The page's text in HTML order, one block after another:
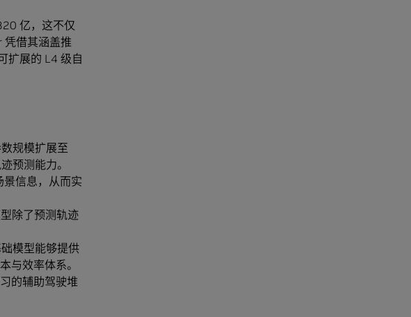
亿，这不仅
凭借其涵盖推
扩展的 L4 级自
规模扩展至
预测能力。
信息，从而实
除了预测轨迹
模型能够提供
与效率体系。
的辅助驾驶堆